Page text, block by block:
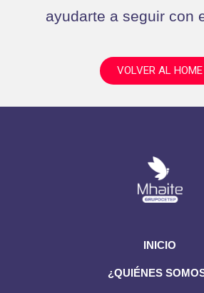
ayudarte a seguir con
VOLVER AL HOME
INICIO
¿QUIÉNES